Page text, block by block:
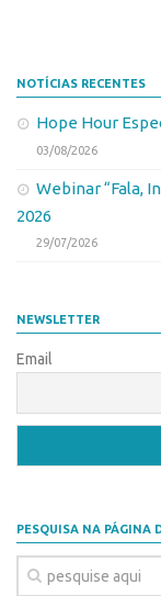
Edição
Edição
Inovação em
Propriedade
Formas de
Buscar
Portal do
VPI –
NOTÍCIAS RECENTES
Hope Hour
03/08/2026
Webinar “Fala,
2026
29/07/2026
NEWSLETTER
Email
PESQUISA NA PÁGINA